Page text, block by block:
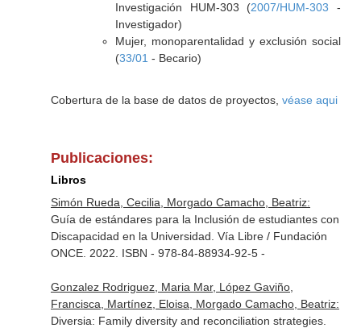
Investigación HUM-303 (2007/HUM-303 -
Investigador)
Mujer, monoparentalidad y exclusión social
(33/01 - Becario)
Cobertura de la base de datos de proyectos, véase aqui
Publicaciones:
Libros
Simón Rueda, Cecilia, Morgado Camacho, Beatriz:
Guía de estándares para la Inclusión de estudiantes con
Discapacidad en la Universidad. Vía Libre / Fundación
ONCE. 2022. ISBN - 978-84-88934-92-5 -
Gonzalez Rodriguez, Maria Mar, López Gaviño,
Francisca, Martínez, Eloisa, Morgado Camacho, Beatriz:
Diversia: Family diversity and reconciliation strategies.